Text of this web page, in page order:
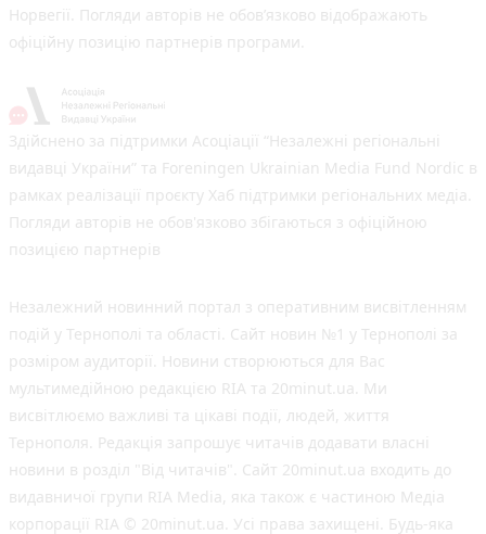
Норвегії. Погляди авторів не обов’язково відображають
офіційну позицію партнерів програми.
Здійснено за підтримки Асоціації “Незалежні регіональні
видавці України” та Foreningen Ukrainian Media Fund Nordic в
рамках реалізації проєкту Хаб підтримки регіональних медіа.
Погляди авторів не обов'язково збігаються з офіційною
позицією партнерів
Незалежний новинний портал з оперативним висвітленням
подій у Тернополі та області. Сайт новин №1 у Тернополі за
розміром аудиторії. Новини створюються для Вас
мультимедійною редакцією RIA та 20minut.ua. Ми
висвітлюємо важливі та цікаві події, людей, життя
Тернополя. Редакція запрошує читачів додавати власні
новини в розділ "Від читачів". Сайт 20minut.ua входить до
видавничої групи RIA Media, яка також є частиною Медіа
корпорації RIA © 20minut.ua. Усі права захищені. Будь-яка